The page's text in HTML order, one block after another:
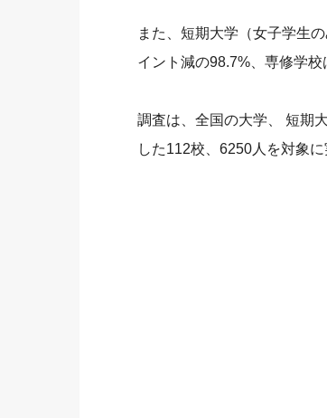
また、短期大学（女子学生
イント減の98.7%、専修学校
調査は、全国の大学、 短期
した112校、6250人を対象に